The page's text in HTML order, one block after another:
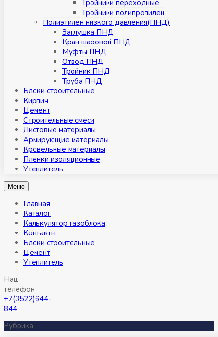
Тройники переходные
Тройники полипропилен
Полиэтилен низкого давления(ПНД)
Заглушка ПНД
Кран шаровой ПНД
Муфты ПНД
Отвод ПНД
Тройник ПНД
Труба ПНД
Блоки строительные
Кирпич
Цемент
Строительные смеси
Листовые материалы
Армирующие материалы
Кровельные материалы
Пленки изоляционные
Утеплитель
Меню
Главная
Каталог
Калькулятор газоблока
Контакты
Блоки строительные
Цемент
Утеплитель
Наш
телефон
+7(3522)644-
844
Рубрика